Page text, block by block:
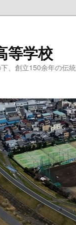
等学校
、創立150余年の伝統